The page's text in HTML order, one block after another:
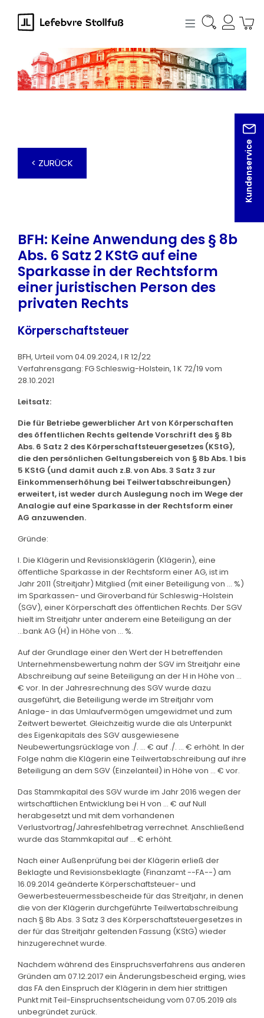
springen
Kundenservice
< ZURÜCK
BFH: Keine Anwendung des § 8b
Abs. 6 Satz 2 KStG auf eine
Sparkasse in der Rechtsform
einer juristischen Person des
privaten Rechts
Körperschaftsteuer
BFH, Urteil vom 04.09.2024, I R 12/22
Verfahrensgang: FG Schleswig-Holstein, 1 K 72/19 vom
28.10.2021
Leitsatz:
Die für Betriebe gewerblicher Art von Körperschaften
des öffentlichen Rechts geltende Vorschrift des § 8b
Abs. 6 Satz 2 des Körperschaftsteuergesetzes (KStG),
die den persönlichen Geltungsbereich von § 8b Abs. 1 bis
5 KStG (und damit auch z.B. von Abs. 3 Satz 3 zur
Einkommenserhöhung bei Teilwertabschreibungen)
erweitert, ist weder durch Auslegung noch im Wege der
Analogie auf eine Sparkasse in der Rechtsform einer
AG anzuwenden.
Gründe:
I. Die Klägerin und Revisionsklägerin (Klägerin), eine
öffentliche Sparkasse in der Rechtsform einer AG, ist im
Jahr 2011 (Streitjahr) Mitglied (mit einer Beteiligung von ... %)
im Sparkassen- und Giroverband für Schleswig-Holstein
(SGV), einer Körperschaft des öffentlichen Rechts. Der SGV
hielt im Streitjahr unter anderem eine Beteiligung an der
...bank AG (H) in Höhe von ... %.
Auf der Grundlage einer den Wert der H betreffenden
Unternehmensbewertung nahm der SGV im Streitjahr eine
Abschreibung auf seine Beteiligung an der H in Höhe von ...
€ vor. In der Jahresrechnung des SGV wurde dazu
ausgeführt, die Beteiligung werde im Streitjahr vom
Anlage- in das Umlaufvermögen umgewidmet und zum
Zeitwert bewertet. Gleichzeitig wurde die als Unterpunkt
des Eigenkapitals des SGV ausgewiesene
Neubewertungsrücklage von ./. ... € auf ./. ... € erhöht. In der
Folge nahm die Klägerin eine Teilwertabschreibung auf ihre
Beteiligung an dem SGV (Einzelanteil) in Höhe von ... € vor.
Das Stammkapital des SGV wurde im Jahr 2016 wegen der
wirtschaftlichen Entwicklung bei H von ... € auf Null
herabgesetzt und mit dem vorhandenen
Verlustvortrag/Jahresfehlbetrag verrechnet. Anschließend
wurde das Stammkapital auf ... € erhöht.
Nach einer Außenprüfung bei der Klägerin erließ der
Beklagte und Revisionsbeklagte (Finanzamt --FA--) am
16.09.2014 geänderte Körperschaftsteuer- und
Gewerbesteuermessbescheide für das Streitjahr, in denen
die von der Klägerin durchgeführte Teilwertabschreibung
nach § 8b Abs. 3 Satz 3 des Körperschaftsteuergesetzes in
der für das Streitjahr geltenden Fassung (KStG) wieder
hinzugerechnet wurde.
Nachdem während des Einspruchsverfahrens aus anderen
Gründen am 07.12.2017 ein Änderungsbescheid erging, wies
das FA den Einspruch der Klägerin in dem hier strittigen
Punkt mit Teil-Einspruchsentscheidung vom 07.05.2019 als
unbegründet zurück.